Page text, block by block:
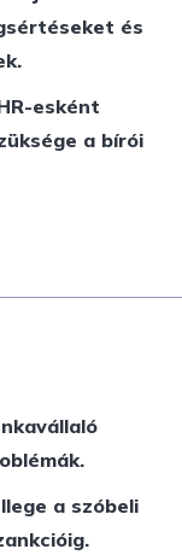
és
esként
a bírói
a szóbeli